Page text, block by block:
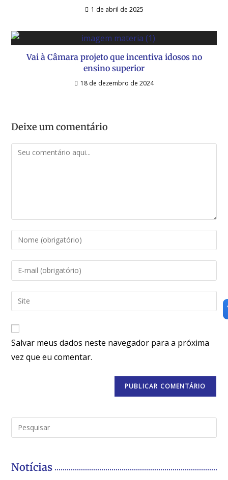
1 de abril de 2025
Vai à Câmara projeto que incentiva idosos no
ensino superior
18 de dezembro de 2024
Deixe um comentário
Salvar meus dados neste navegador para a próxima
vez que eu comentar.
Notícias